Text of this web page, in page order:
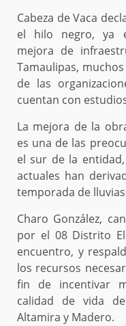
Cabeza de Vaca
el hilo negro, ya
mejora de
Tamaulipas,
de las
cuentan con
La mejora de la
es una de las
el sur de la
actuales han
temporada de
Charo González,
por el 08 Distrito
encuentro, y
los recursos
fin de incentivar
calidad de vida
Altamira y Madero.